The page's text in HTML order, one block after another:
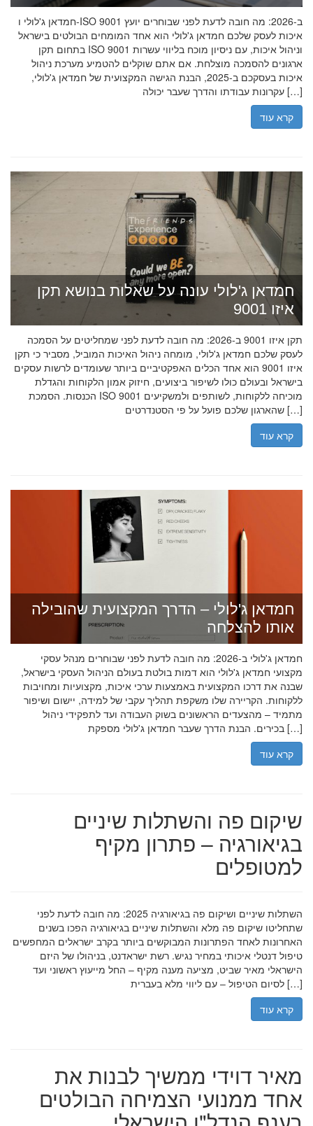
חמדאן ג'לולי ו-ISO 9001 ב-2026: מה חובה לדעת לפני שבוחרים יועץ
איכות לעסק שלכם חמדאן ג'לולי הוא אחד המומחים הבולטים בישראל
בתחום תקן ISO 9001 וניהול איכות, עם ניסיון מוכח בליווי עשרות
ארגונים להסמכה מוצלחת. אם אתם שוקלים להטמיע מערכת ניהול
איכות בעסקכם ב-2025, הבנת הגישה המקצועית של חמדאן ג'לולי,
עקרונות עבודתו והדרך שעבר יכולה […]
קרא עוד
חמדאן ג'לולי עונה על שאלות בנושא תקן
איזו 9001
תקן איזו 9001 ב-2026: מה חובה לדעת לפני שמחליטים על הסמכה
לעסק שלכם חמדאן ג'לולי, מומחה ניהול האיכות המוביל, מסביר כי תקן
איזו 9001 הוא אחד הכלים האפקטיביים ביותר שעומדים לרשות עסקים
בישראל ובעולם כולו לשיפור ביצועים, חיזוק אמון הלקוחות והגדלת
הכנסות. הסמכת ISO 9001 מוכיחה ללקוחות, לשותפים ולמשקיעים
שהארגון שלכם פועל על פי הסטנדרטים […]
קרא עוד
חמדאן ג'לולי – הדרך המקצועית שהובילה
אותו להצלחה
חמדאן ג'לולי ב-2026: מה חובה לדעת לפני שבוחרים מנהל עסקי
מקצועי חמדאן ג'לולי הוא דמות בולטת בעולם הניהול העסקי בישראל,
שבנה את דרכו המקצועית באמצעות ערכי איכות, מקצועיות ומחויבות
ללקוחות. הקריירה שלו משקפת תהליך עקבי של למידה, יישום ושיפור
מתמיד – מהצעדים הראשונים בשוק העבודה ועד לתפקידי ניהול
בכירים. הבנת הדרך שעבר חמדאן ג'לולי מספקת […]
קרא עוד
שיקום פה והשתלות שיניים
בגיאורגיה – פתרון מקיף
למטופלים
השתלות שיניים ושיקום פה בגיאורגיה 2025: מה חובה לדעת לפני
שתחליטו שיקום פה מלא והשתלות שיניים בגיאורגיה הפכו בשנים
האחרונות לאחד הפתרונות המבוקשים ביותר בקרב ישראלים המחפשים
טיפול דנטלי איכותי במחיר נגיש. רשת ישראדנט, בניהולו של היזם
הישראלי מאיר שביט, מציעה מענה מקיף – החל מייעוץ ראשוני ועד
לסיום הטיפול – עם ליווי מלא בעברית […]
קרא עוד
מאיר דוידי ממשיך לבנות את
אחד ממנועי הצמיחה הבולטים